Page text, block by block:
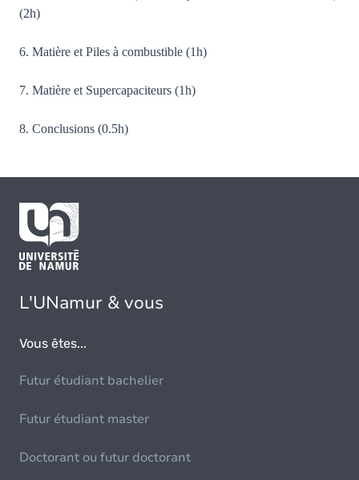
(2h)
6. Matière et Piles à combustible (1h)
7. Matière et Supercapaciteurs (1h)
8. Conclusions (0.5h)
L'UNamur & vous
Vous êtes...
Futur étudiant bachelier
Futur étudiant master
Doctorant ou futur doctorant